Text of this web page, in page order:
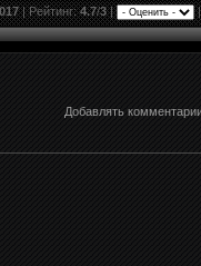
| Рейтинг:4.7/3| |
Добавлять